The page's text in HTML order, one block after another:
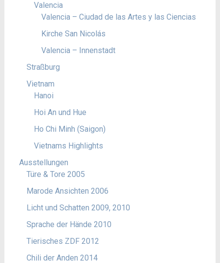
Valencia
Valencia – Ciudad de las Artes y las Ciencias
Kirche San Nicolás
Valencia – Innenstadt
Straßburg
Vietnam
Hanoi
Hoi An und Hue
Ho Chi Minh (Saigon)
Vietnams Highlights
Ausstellungen
Türe & Tore 2005
Marode Ansichten 2006
Licht und Schatten 2009, 2010
Sprache der Hände 2010
Tierisches ZDF 2012
Chili der Anden 2014